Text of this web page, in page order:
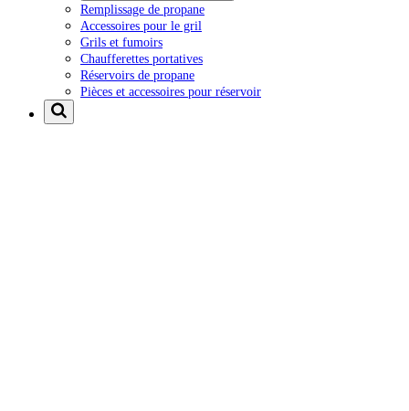
Remplissage de propane
Accessoires pour le gril
Grils et fumoirs
Chaufferettes portatives
Réservoirs de propane
Pièces et accessoires pour réservoir